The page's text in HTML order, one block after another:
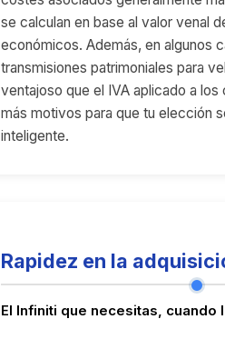
se calculan en base al valor venal
económicos. Además, en algunos
transmisiones patrimoniales para
ventajoso que el IVA aplicado a
más motivos para que tu elección
inteligente.
Rapidez en la
El Infiniti que necesitas, cuando